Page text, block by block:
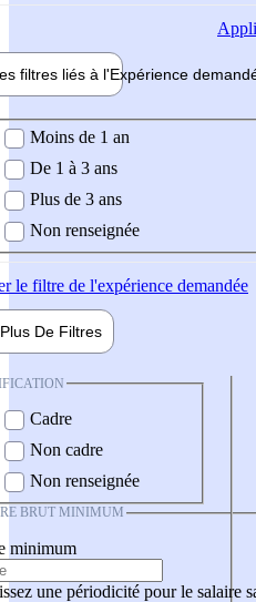
filtres liés à l'Expérience
demandée
Moins de 1 an
De 1 à 3 ans
Plus de 3 ans
Non renseignée
le filtre de l'expérience demandée
Plus De Filtres
Cadre
Non cadre
Non renseignée
BRUT MINIMUM
minimum
une périodicité pour le salaire